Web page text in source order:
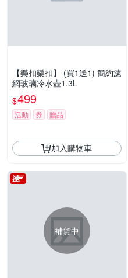
【樂扣樂扣】 (買1送1) 簡約濾
網玻璃冷水壺1.3L
$499
活動 券 贈品
加入購物車
補貨中